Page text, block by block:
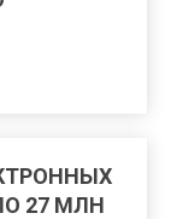
27 МЛН